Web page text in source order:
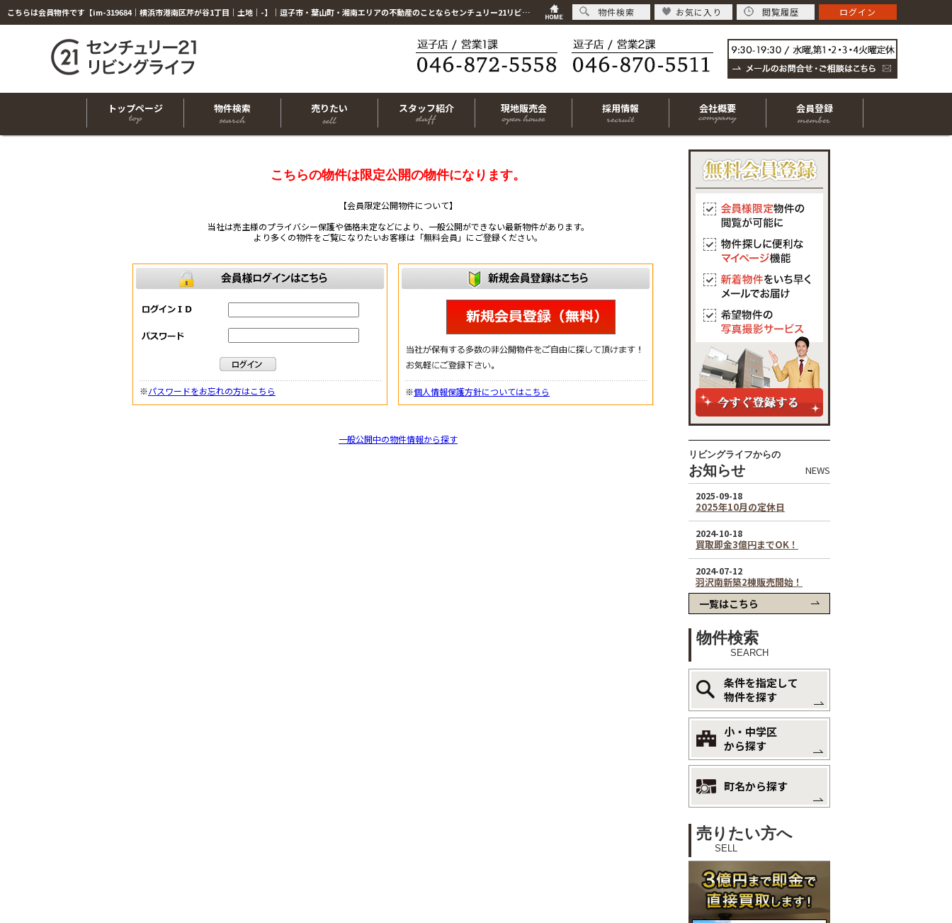
こちらは会員物件です【im-319684｜横浜市港南区芹が谷1丁目｜土地｜-】｜逗子市・葉山町・湘南エリアの不動産のことならセンチュリー21リビングライフにお任せください！
トップページ 物件検索 売りたい スタッフ紹介 現地販売会 採用情報 会社概要 会員登録
こちらの物件は限定公開の物件になります。
【会員限定公開物件について】
当社は売主様のプライバシー保護や価格未定などにより、一般公開ができない最新物件があります。
より多くの物件をご覧になりたいお客様は「無料会員」にご登録ください。
※パスワードをお忘れの方はこちら ※個人情報保護方針についてはこちら
一般公開中の物件情報から探す
リビングライフからの
お知らせ NEWS
一覧はこちら
物件検索
SEARCH
条件を指定して
物件を探す
小・中学区
から探す
町名から探す
売りたい方へ
SELL
物件検索 お気に入り 閲覧履歴 ログイン